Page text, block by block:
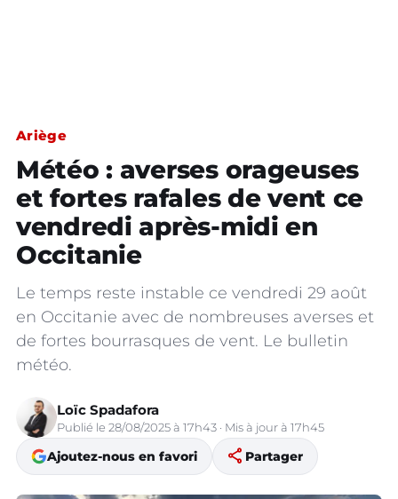
Ariège
Météo : averses orageuses
et fortes rafales de vent ce
vendredi après-midi en
Occitanie
Le temps reste instable ce vendredi 29 août
en Occitanie avec de nombreuses averses et
de fortes bourrasques de vent. Le bulletin
météo.
Loïc Spadafora
Publié le 28/08/2025 à 17h43 · Mis à jour à 17h45
Ajoutez-nous en favori share Partager